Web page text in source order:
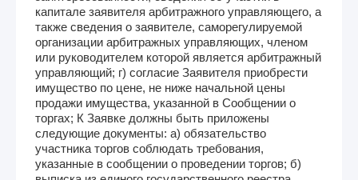
капитале заявителя арбитражного управляющего, а
также сведения о заявителе, саморегулируемой
организации арбитражных управляющих, членом
или руководителем которой является арбитражный
управляющий; г) согласие Заявителя приобрести
имущество по цене, не ниже начальной цены
продажи имущества, указанной в Сообщении о
торгах; К Заявке должны быть приложены
следующие документы: а) обязательство
участника торгов соблюдать требования,
указанные в сообщении о проведении торгов; б)